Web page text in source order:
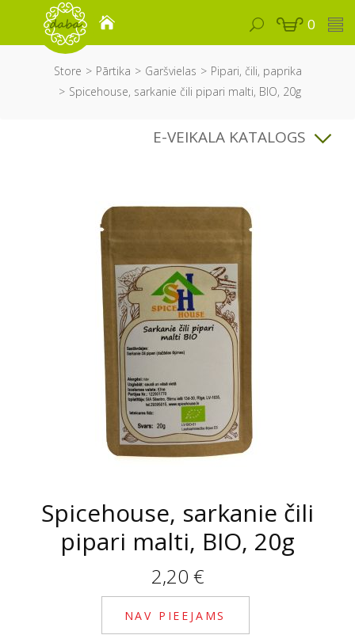
0
Store Pārtika Garšvielas
Pipari, čili, paprika
Spicehouse, sarkanie čili pipari malti, BIO, 20g
E-VEIKALA KATALOGS
Spicehouse, sarkanie čili
pipari malti, BIO, 20g
2,20 €
NAV PIEEJAMS